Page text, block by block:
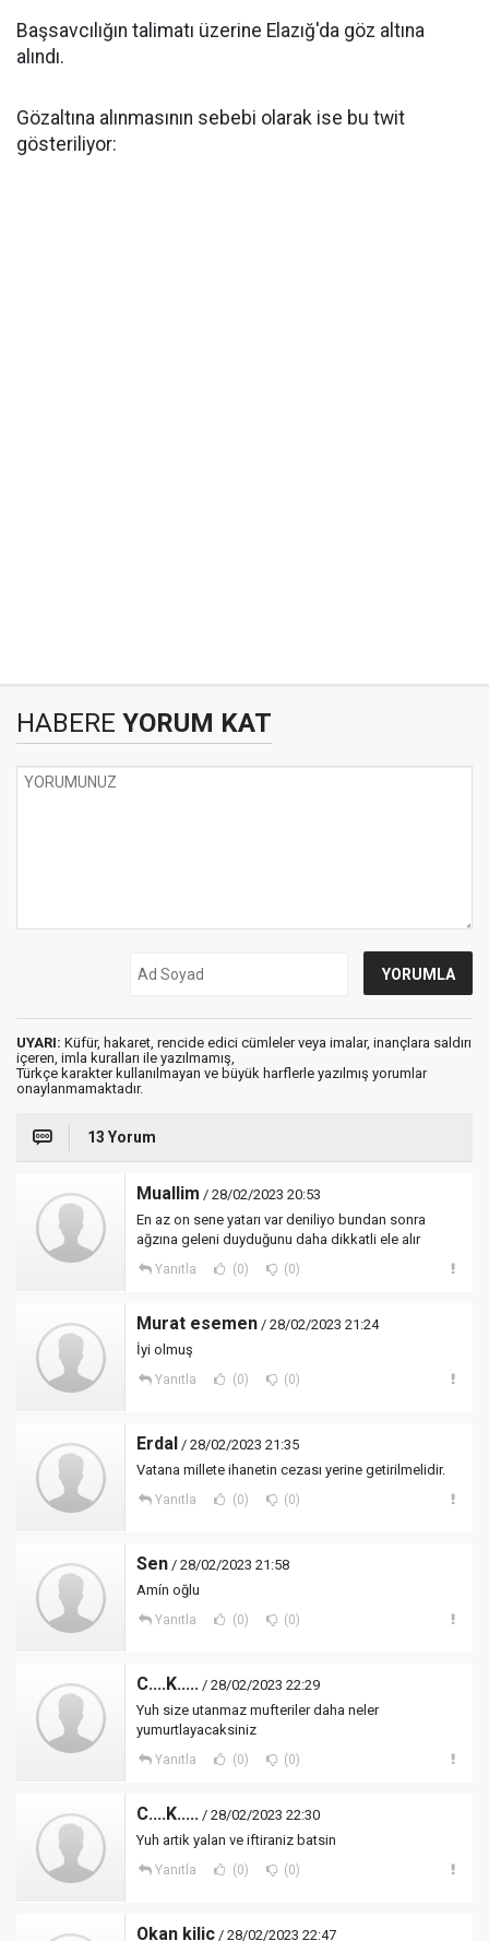
Başsavcılığın talimatı üzerine Elazığ'da göz altına
alındı.
Gözaltına alınmasının sebebi olarak ise bu twit
gösteriliyor:
HABERE YORUM KAT
UYARI: Küfür, hakaret, rencide edici cümleler veya imalar, inançlara saldırı
içeren, imla kuralları ile yazılmamış,
Türkçe karakter kullanılmayan ve büyük harflerle yazılmış yorumlar
onaylanmamaktadır.
13 Yorum
Muallim / 28/02/2023 20:53
En az on sene yatarı var deniliyo bundan sonra
ağzına geleni duyduğunu daha dikkatli ele alır
Yanıtla (0) (0)
Murat esemen / 28/02/2023 21:24
İyi olmuş
Yanıtla (0) (0)
Erdal / 28/02/2023 21:35
Vatana millete ihanetin cezası yerine getirilmelidir.
Yanıtla (0) (0)
Sen / 28/02/2023 21:58
Amín oğlu
Yanıtla (0) (0)
C....K..... / 28/02/2023 22:29
Yuh size utanmaz mufteriler daha neler
yumurtlayacaksiniz
Yanıtla (0) (0)
C....K..... / 28/02/2023 22:30
Yuh artik yalan ve iftiraniz batsin
Yanıtla (0) (0)
Okan kilic / 28/02/2023 22:47